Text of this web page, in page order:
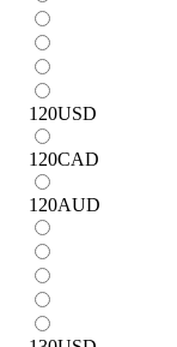
120USD
120CAD
120AUD